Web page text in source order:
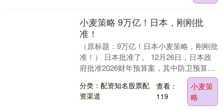
小麦策略 9万亿！日本，刚刚批
准！
（原标题：9万亿！日本小麦策略，刚刚批
准！） 日本批准了。 12月26日，日本政
府批准2026财年预算案，其中防卫预算超
过9万亿日元，再创新高。日媒援引日本防
卫....
分类：配资知名股票配
资渠道
查看：
119
小麦策
略